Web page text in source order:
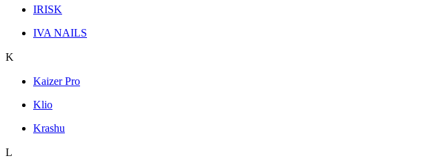
IRISK
IVA NAILS
K
Kaizer Pro
Klio
Krashu
L